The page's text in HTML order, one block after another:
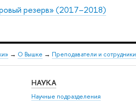
резерв» (2017–2018)
→ О Вышке → Преподаватели и сотрудники
НАУКА
Научные подразделения